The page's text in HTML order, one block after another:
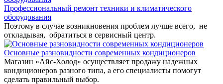
Профессиональный ремонт техники и климатического
оборудования
Поэтому в случае возникновения проблем лучше всего, не
откладывая, обратиться в сервисный центр.
Основные разновидности современных кондиционеров
Магазин «Айс-Холод» осуществляет продажу надежных
кондиционеров разного типа, а его специалисты помогут
сделать правильный выбор.